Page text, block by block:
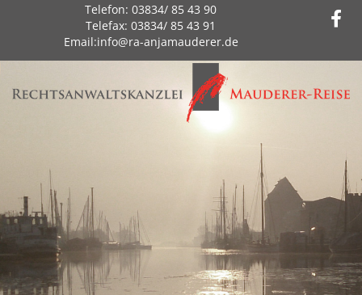
Zum Inhalt springen
Telefon:03834/ 85 43 90
Telefax:03834/ 85 43 91
Email:info@ra-anjamauderer.de